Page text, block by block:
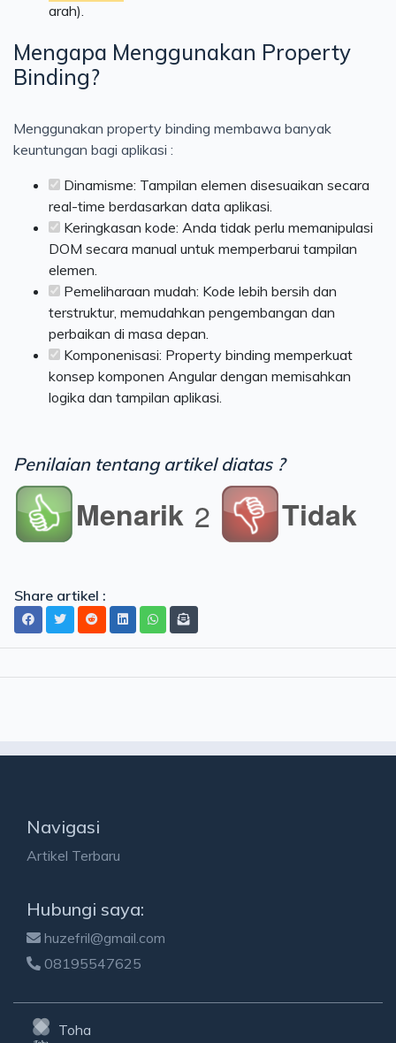
arah).
Mengapa Menggunakan Property
Binding?
Menggunakan property binding membawa banyak
keuntungan bagi aplikasi :
Dinamisme: Tampilan elemen disesuaikan secara
real-time berdasarkan data aplikasi.
Keringkasan kode: Anda tidak perlu memanipulasi
DOM secara manual untuk memperbarui tampilan
elemen.
Pemeliharaan mudah: Kode lebih bersih dan
terstruktur, memudahkan pengembangan dan
perbaikan di masa depan.
Komponenisasi: Property binding memperkuat
konsep komponen Angular dengan memisahkan
logika dan tampilan aplikasi.
Penilaian tentang artikel diatas ?
Menarik 2 Tidak
Share artikel :
Navigasi
Artikel Terbaru
Hubungi saya:
huzefril@gmail.com
08195547625
Toha